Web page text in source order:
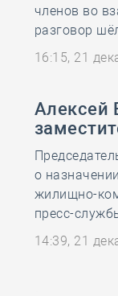
членов во
разговор
16:15, 21
Алексей
о
жилищно-
пресс-
14:39, 21